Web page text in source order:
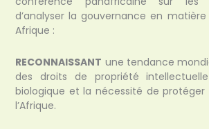
d’analyser la gouvernance en
Afrique :
RECONNAISSANT une tendance
des droits de propriété
biologique et la nécessité de protéger
l’Afrique.